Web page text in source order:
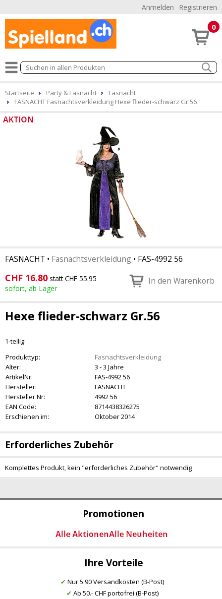
Anmelden Registrieren
0
Promotionen
Ihre Vorteile
✔ Nur 5.90 Versandkosten (B-Post)
✔ Ab 50.- CHF portofrei (B-Post)
Startseite Party & Fasnacht
Fasnacht
FASNACHT Fasnachtsverkleidung Hexe flieder-schwarz Gr.56
FASNACHT • Fasnachtsverkleidung • FAS-4992 56
CHF 16.80 statt CHF 55.95
sofort, ab Lager
In den Warenkorb
Hexe flieder-schwarz Gr.56
1-teilig
Produkttyp:
Fasnachtsverkleidung
Alter:
3 - 3 Jahre
ArtikelNr:
FAS-4992 56
Hersteller:
FASNACHT
Hersteller Nr:
4992 56
EAN Code:
8714438326275
Erschienen im:
Oktober 2014
Erforderliches Zubehör
Komplettes Produkt, kein "erforderliches Zubehör" notwendig